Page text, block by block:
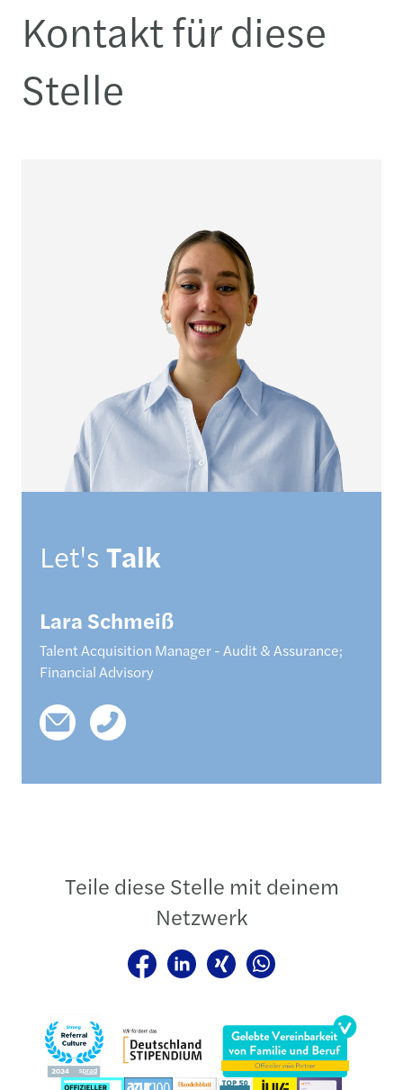
Kontakt für diese
Stelle
Let's Talk
Lara Schmeiß
Talent Acquisition Manager - Audit & Assurance;
Financial Advisory
Teile diese Stelle mit deinem
Netzwerk